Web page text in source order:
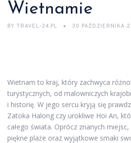
Wietnamie
BY TRAVEL-24.PL 30 PAŹDZIERNIKA
Wietnam to kraj, który zachwyca
turystycznych, od malowniczych
i historię. W jego sercu kryją się
Zatoka Halong czy urokliwe Hoi An,
całego świata. Oprócz znanych
piękne plaże oraz wyjątkowe smaki